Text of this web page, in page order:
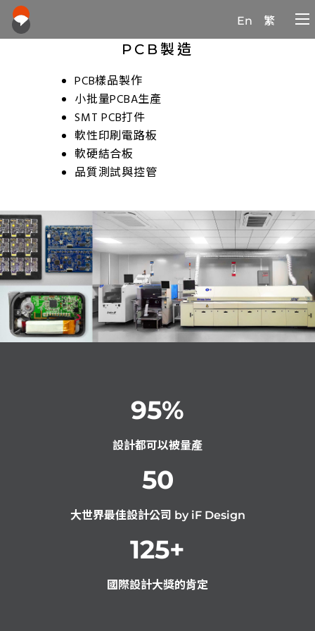
En 繁
PCB製造
PCB樣品製作
小批量PCBA生產
SMT PCB打件
軟性印刷電路板
軟硬結合板
品質測試與控管
95%
設計都可以被量產
50
大世界最佳設計公司 by iF Design
125+
國際設計大獎的肯定